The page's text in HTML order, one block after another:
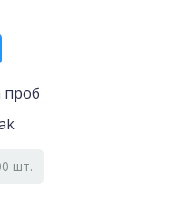
проб
шт.